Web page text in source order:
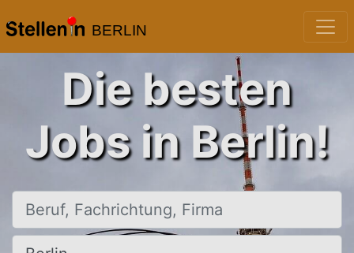
BERLIN
Die besten
Jobs in Berlin!
Beruf, Fachrichtung, Firma
Ort, Stadt